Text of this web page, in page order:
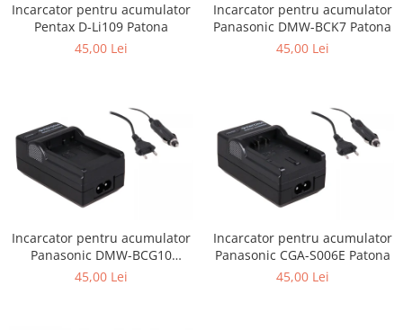
Incarcator pentru acumulator
Pentax D-Li109 Patona
45,00 Lei
Incarcator pentru acumulator
Panasonic DMW-BCK7 Patona
45,00 Lei
Incarcator pentru acumulator
Panasonic DMW-BCG10
Patona
45,00 Lei
Incarcator pentru acumulator
Panasonic CGA-S006E Patona
45,00 Lei